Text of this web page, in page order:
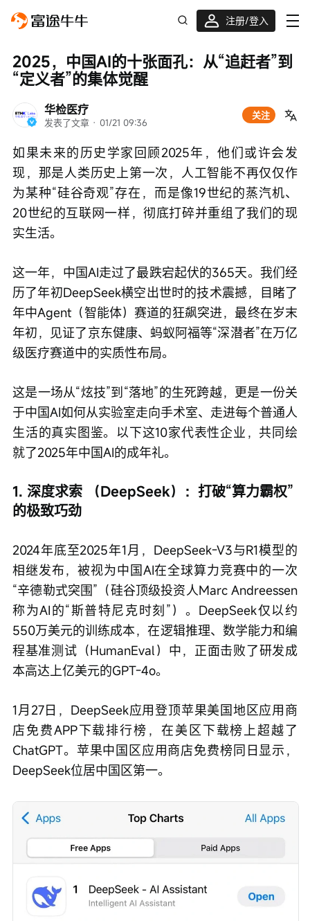
注册/登入
华检医疗
发表了文章 · 01/21 09:36
关注
2025，中国AI的十张面孔：从“追赶者”到
“定义者”的集体觉醒
如果未来的历史学家回顾2025年，他们或许会发
现，那是人类历史上第一次，人工智能不再仅仅作
为某种“硅谷奇观”存在，而是像19世纪的蒸汽机、
20世纪的互联网一样，彻底打碎并重组了我们的现
实生活。
这一年，中国AI走过了最跌宕起伏的365天。我们经
历了年初DeepSeek横空出世时的技术震撼，目睹了
年中Agent（智能体）赛道的狂飙突进，最终在岁末
年初，见证了京东健康、蚂蚁阿福等“深潜者”在万亿
级医疗赛道中的实质性布局。
这是一场从“炫技”到“落地”的生死跨越，更是一份关
于中国AI如何从实验室走向手术室、走进每个普通人
生活的真实图鉴。以下这10家代表性企业，共同绘
就了2025年中国AI的成年礼。
1. 深度求索 （DeepSeek）：打破“算力霸权”
的极致巧劲
2024年底至2025年1月，DeepSeek-V3与R1模型的
相继发布，被视为中国AI在全球算力竞赛中的一次
“辛德勒式突围”（硅谷顶级投资人Marc Andreessen
称为AI的“斯普特尼克时刻”）。DeepSeek仅以约
550万美元的训练成本，在逻辑推理、数学能力和编
程基准测试（HumanEval）中，正面击败了研发成
本高达上亿美元的GPT-4o。
1月27日，DeepSeek应用登顶苹果美国地区应用商
店免费APP下载排行榜，在美区下载榜上超越了
ChatGPT。苹果中国区应用商店免费榜同日显示，
DeepSeek位居中国区第一。